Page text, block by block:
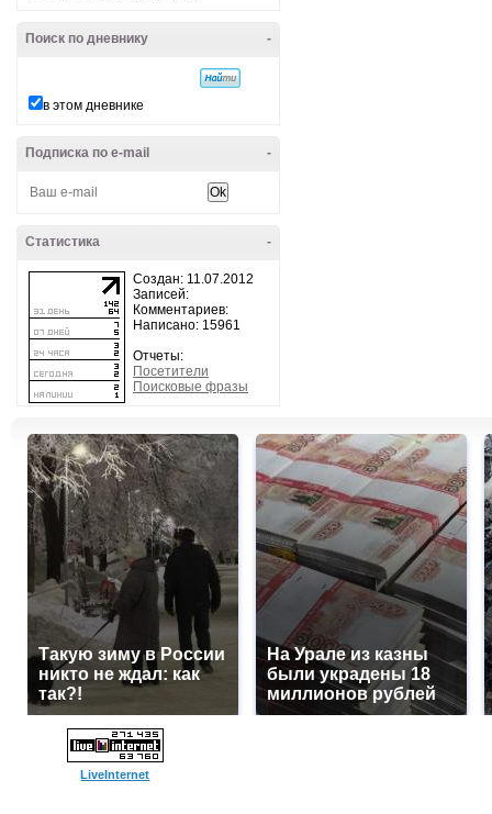
-
Поиск по дневнику
в этом дневнике
-
Подписка по e-mail
-
Статистика
Создан: 11.07.2012
Записей:
Комментариев:
Написано: 15961
Отчеты:
Посетители
Поисковые фразы
Такую зиму в России
никто не ждал: как
так?!
На Урале из казны
были украдены 18
миллионов рублей
LiveInternet